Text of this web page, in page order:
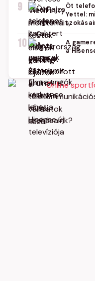
9
Öt
Yettel:
10
A
a